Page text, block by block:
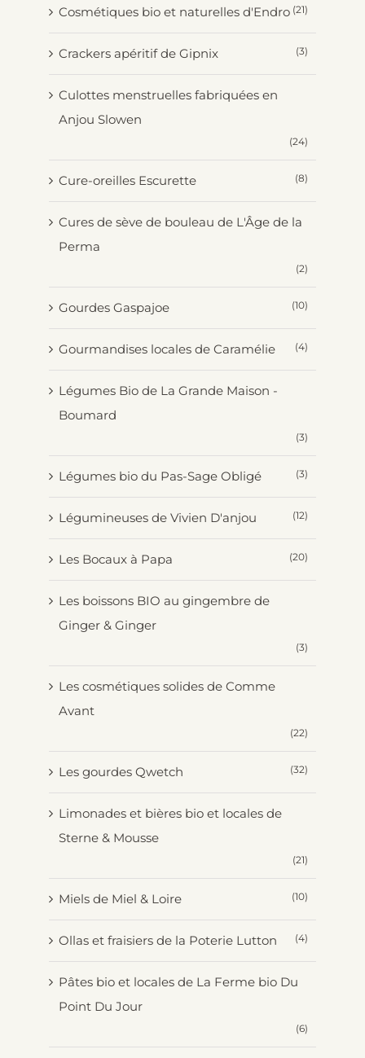
Cosmétiques bio et naturelles d'Endro (21)
Crackers apéritif de Gipnix (3)
Culottes menstruelles fabriquées en
Anjou Slowen
(24)
Cure-oreilles Escurette (8)
Cures de sève de bouleau de L'Âge de la
Perma
(2)
Gourdes Gaspajoe (10)
Gourmandises locales de Caramélie (4)
Légumes Bio de La Grande Maison -
Boumard
(3)
Légumes bio du Pas-Sage Obligé (3)
Légumineuses de Vivien D'anjou (12)
Les Bocaux à Papa (20)
Les boissons BIO au gingembre de
Ginger & Ginger
(3)
Les cosmétiques solides de Comme
Avant
(22)
Les gourdes Qwetch (32)
Limonades et bières bio et locales de
Sterne & Mousse
(21)
Miels de Miel & Loire (10)
Ollas et fraisiers de la Poterie Lutton (4)
Pâtes bio et locales de La Ferme bio Du
Point Du Jour
(6)